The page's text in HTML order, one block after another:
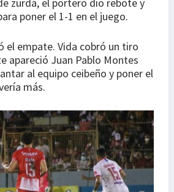
zurda, el portero dio rebote y
poner el 1-1 en el juego.
el empate. Vida cobró un tiro
apareció Juan Pablo Montes
al equipo ceibeño y poner el
más.